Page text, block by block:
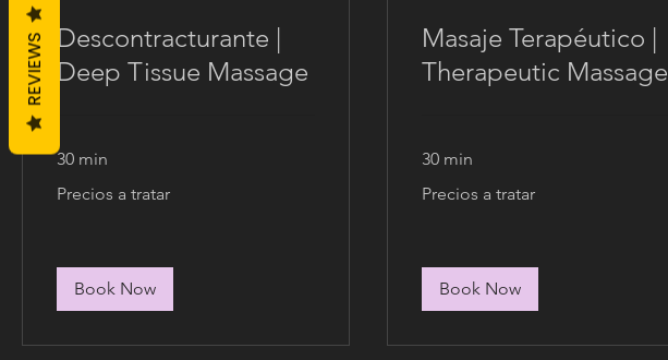
Descontracturante |
Deep Tissue Massage
30 min
a
Precios a tratar
Book Now
Masaje Terapéutico |
Therapeutic Massage
30 min
a
Precios a tratar
Book Now
REVIEWS